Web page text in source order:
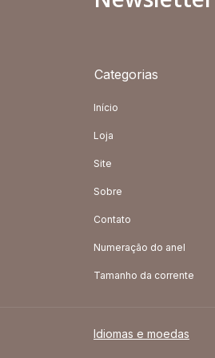
Categorias
Início
Loja
Site
Sobre
Contato
Numeração do anel
Tamanho da corrente
Idiomas e moedas